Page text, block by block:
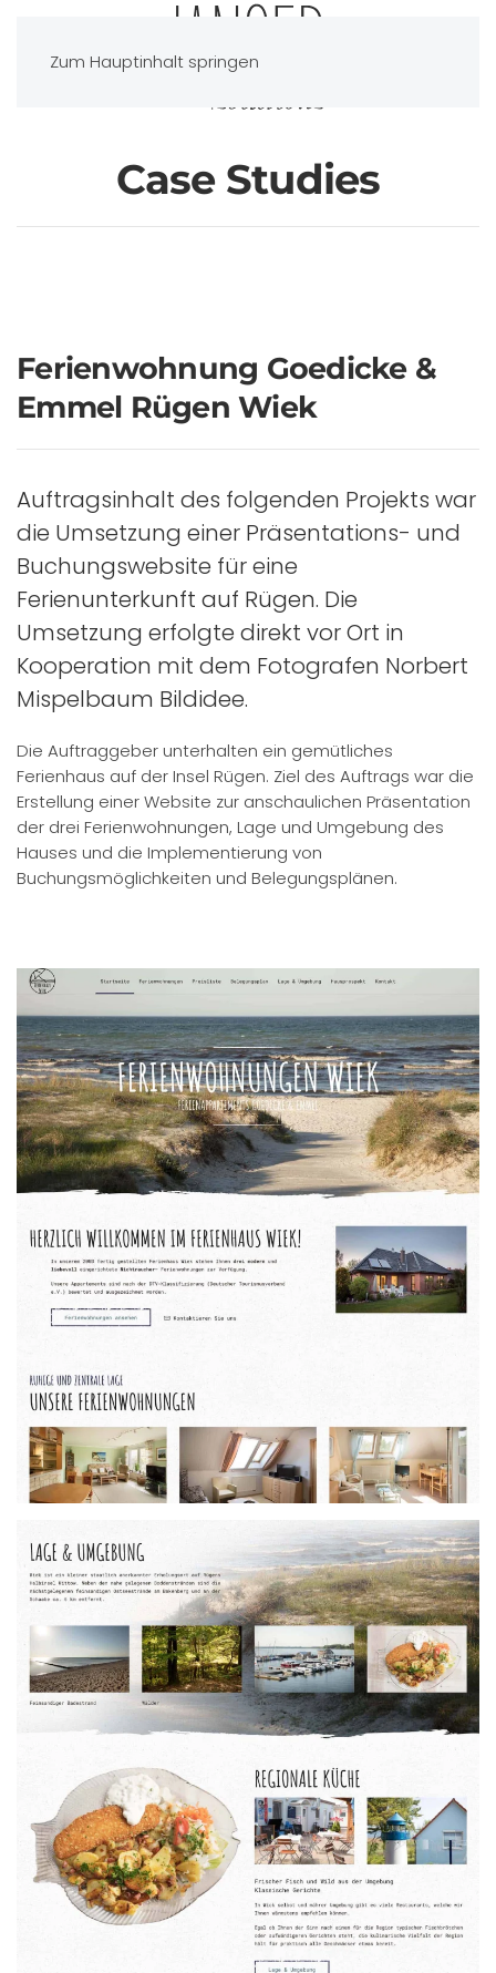
Zum Hauptinhalt springen
Case Studies
Ferienwohnung Goedicke &
Emmel Rügen Wiek
Auftragsinhalt des folgenden Projekts war
die Umsetzung einer Präsentations- und
Buchungswebsite für eine
Ferienunterkunft auf Rügen. Die
Umsetzung erfolgte direkt vor Ort in
Kooperation mit dem Fotografen Norbert
Mispelbaum Bildidee.
Die Auftraggeber unterhalten ein gemütliches
Ferienhaus auf der Insel Rügen. Ziel des Auftrags war die
Erstellung einer Website zur anschaulichen Präsentation
der drei Ferienwohnungen, Lage und Umgebung des
Hauses und die Implementierung von
Buchungsmöglichkeiten und Belegungsplänen.